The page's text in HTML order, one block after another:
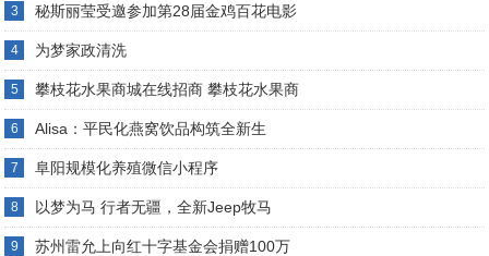
3 秘斯丽莹受邀参加第28届金鸡百花电影
4 为梦家政清洗
5 攀枝花水果商城在线招商 攀枝花水果商
6 Alisa：平民化燕窝饮品构筑全新生
7 阜阳规模化养殖微信小程序
8 以梦为马 行者无疆，全新Jeep牧马
9 苏州雷允上向红十字基金会捐赠100万